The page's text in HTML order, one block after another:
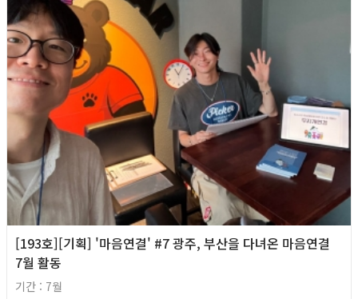
[193호][기획] '마음연결' #7 광주, 부산을 다녀온 마음연결
7월 활동
기간 : 7월